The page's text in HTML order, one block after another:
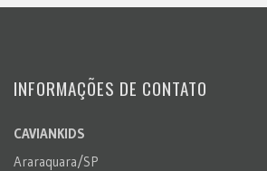
INFORMAÇÕES DE CONTATO
CAVIANKIDS
Araraquara/SP